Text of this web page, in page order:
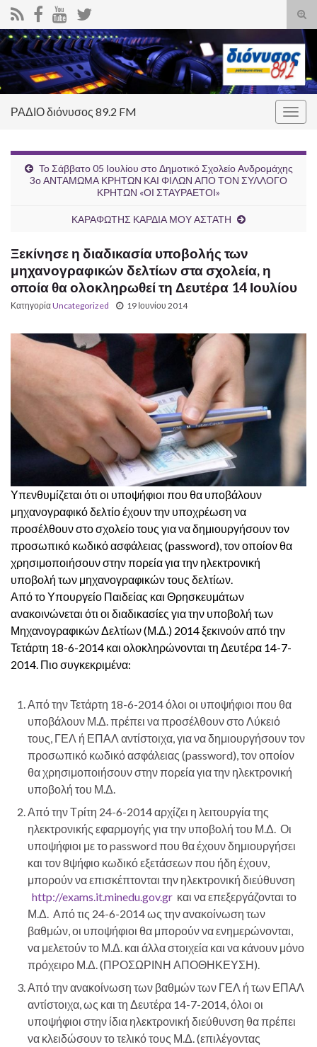
Search for:
ΡΑΔΙΟ διόνυσος 89.2 FM
Το Σάββατο 05 Ιουλίου στο Δημοτικό Σχολείο Ανδρομάχης
3ο ΑΝΤΑΜΩΜΑ ΚΡΗΤΩΝ ΚΑΙ ΦΙΛΩΝ ΑΠΟ ΤΟΝ ΣΥΛΛΟΓΟ
ΚΡΗΤΩΝ «ΟΙ ΣΤΑΥΡΑΕΤΟΙ»
ΚΑΡΑΦΩΤΗΣ ΚΑΡΔΙΑ ΜΟΥ ΑΣΤΑΤΗ
Ξεκίνησε η διαδικασία υποβολής των
μηχανογραφικών δελτίων στα σχολεία, η
οποία θα ολοκληρωθεί τη Δευτέρα 14 Ιουλίου
ΚατηγορίαUncategorized 19 Ιουνίου 2014
Υπενθυμίζεται ότι οι υποψήφιοι που θα υποβάλουν
μηχανογραφικό δελτίο έχουν την υποχρέωση να
προσέλθουν στο σχολείο τους για να δημιουργήσουν τον
προσωπικό κωδικό ασφάλειας (password), τον οποίον θα
χρησιμοποιήσουν στην πορεία για την ηλεκτρονική
υποβολή των μηχανογραφικών τους δελτίων.
Από το Υπουργείο Παιδείας και Θρησκευμάτων
ανακοινώνεται ότι οι διαδικασίες για την υποβολή των
Μηχανογραφικών Δελτίων (Μ.Δ.) 2014 ξεκινούν από την
Τετάρτη 18-6-2014 και ολοκληρώνονται τη Δευτέρα 14-7-
2014. Πιο συγκεκριμένα:
Από την Τετάρτη 18-6-2014 όλοι οι υποψήφιοι που θα
υποβάλουν Μ.Δ. πρέπει να προσέλθουν στο Λύκειό
τους, ΓΕΛ ή ΕΠΑΛ αντίστοιχα, για να δημιουργήσουν τον
προσωπικό κωδικό ασφάλειας (password), τον οποίον
θα χρησιμοποιήσουν στην πορεία για την ηλεκτρονική
υποβολή του Μ.Δ.
Από την Τρίτη 24-6-2014 αρχίζει η λειτουργία της
ηλεκτρονικής εφαρμογής για την υποβολή του Μ.Δ. Οι
υποψήφιοι με το password που θα έχουν δημιουργήσει
και τον 8ψήφιο κωδικό εξετάσεων που ήδη έχουν,
μπορούν να επισκέπτονται την ηλεκτρονική διεύθυνση
http://exams.it.minedu.gov.gr και να επεξεργάζονται το
Μ.Δ. Από τις 24-6-2014 ως την ανακοίνωση των
βαθμών, οι υποψήφιοι θα μπορούν να ενημερώνονται,
να μελετούν το Μ.Δ. και άλλα στοιχεία και να κάνουν μόνο
πρόχειρο Μ.Δ. (ΠΡΟΣΩΡΙΝΗ ΑΠΟΘΗΚΕΥΣΗ).
Από την ανακοίνωση των βαθμών των ΓΕΛ ή των ΕΠΑΛ
αντίστοιχα, ως και τη Δευτέρα 14-7-2014, όλοι οι
υποψήφιοι στην ίδια ηλεκτρονική διεύθυνση θα πρέπει
να κλειδώσουν το τελικό τους Μ.Δ. (επιλέγοντας